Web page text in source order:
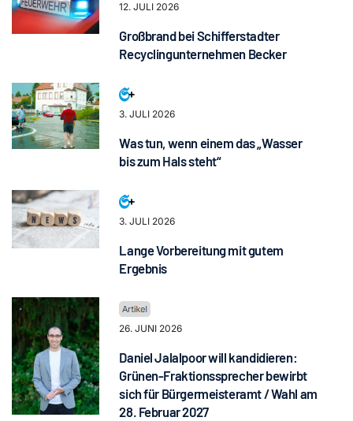
12. JULI 2026
Großbrand bei Schifferstadter
Recyclingunternehmen Becker
3. JULI 2026
Was tun, wenn einem das „Wasser
bis zum Hals steht“
3. JULI 2026
Lange Vorbereitung mit gutem
Ergebnis
26. JUNI 2026
Daniel Jalalpoor will kandidieren:
Grünen-Fraktionssprecher bewirbt
sich für Bürgermeisteramt / Wahl am
28. Februar 2027